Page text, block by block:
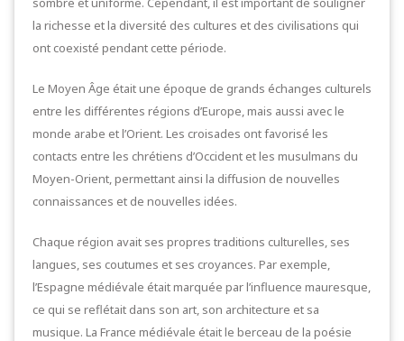
la richesse et la diversité des cultures et des civilisations qui
ont coexisté pendant cette période.
Le Moyen Âge était une époque de grands échanges culturels
entre les différentes régions d’Europe, mais aussi avec le
monde arabe et l’Orient. Les croisades ont favorisé les
contacts entre les chrétiens d’Occident et les musulmans du
Moyen-Orient, permettant ainsi la diffusion de nouvelles
connaissances et de nouvelles idées.
Chaque région avait ses propres traditions culturelles, ses
langues, ses coutumes et ses croyances. Par exemple,
l’Espagne médiévale était marquée par l’influence mauresque,
ce qui se reflétait dans son art, son architecture et sa
musique. La France médiévale était le berceau de la poésie